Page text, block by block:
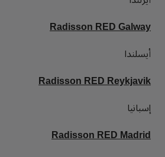
بارك بلازا
Prize by Radisson
J.
فنادق في وسط المدينة
Radisson RED Galway
أيسلندا
Radisson RED Reykjavik
إسبانيا
Radisson RED Madrid